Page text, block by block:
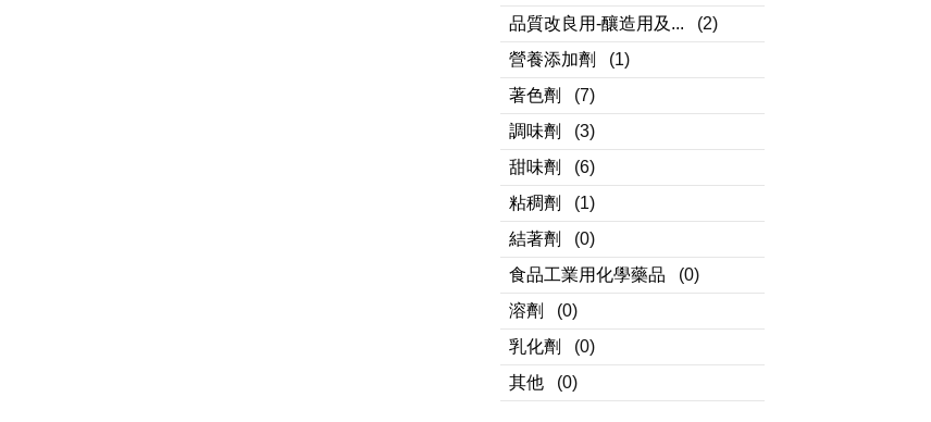
品質改良用-釀造用及...
(2)
營養添加劑
(1)
著色劑
(7)
調味劑
(3)
甜味劑
(6)
粘稠劑
(1)
結著劑
(0)
食品工業用化學藥品
(0)
溶劑
(0)
乳化劑
(0)
其他
(0)